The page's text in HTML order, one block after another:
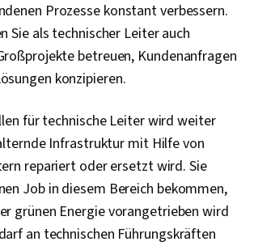
Prozesse konstant verbessern.
Sie als technischer Leiter auch
betreuen, Kundenanfragen
konzipieren.
für technische Leiter wird weiter
Infrastruktur mit Hilfe von
repariert oder ersetzt wird. Sie
Job in diesem Bereich bekommen,
grünen Energie vorangetrieben wird
an technischen Führungskräften